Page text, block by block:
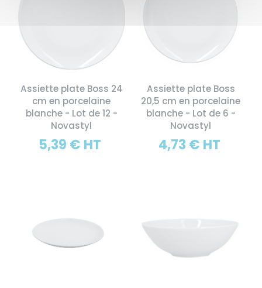
Assiette plate Boss 24
cm en porcelaine
blanche - Lot de 12 -
Novastyl
5,39 € HT
Assiette plate Boss
20,5 cm en porcelaine
blanche - Lot de 6 -
Novastyl
4,73 € HT